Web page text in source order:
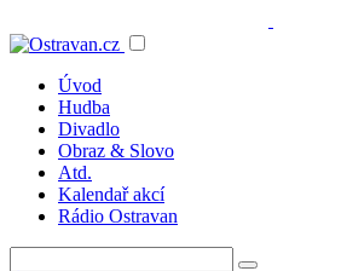
Úvod
Hudba
Divadlo
Obraz & Slovo
Atd.
Kalendař akcí
Rádio Ostravan